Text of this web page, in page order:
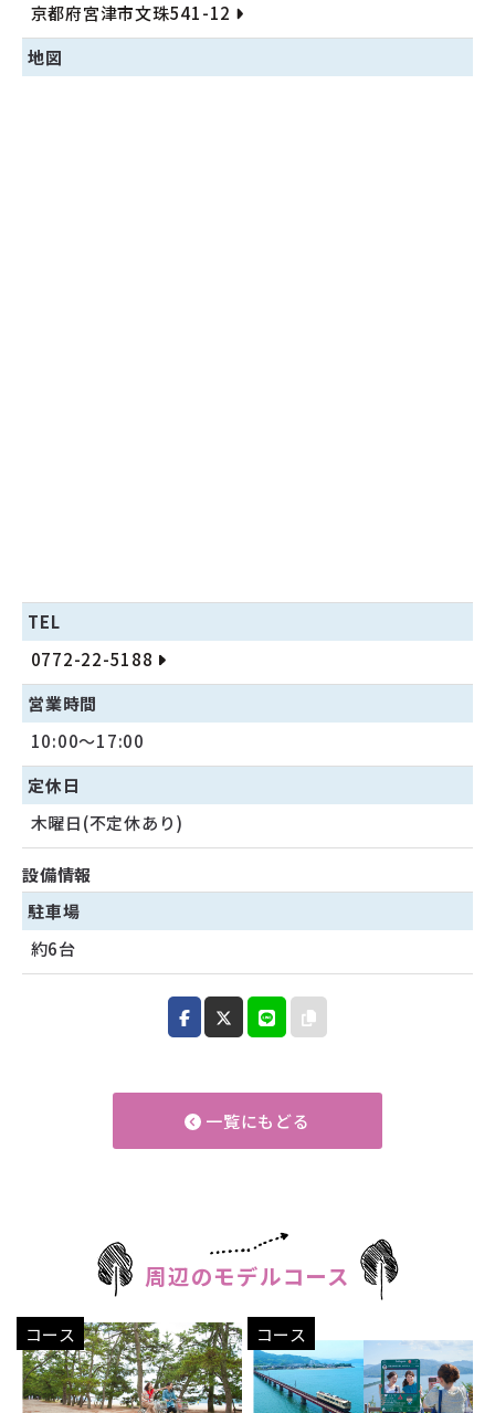
京都府宮津市文珠541-12
地図
TEL
0772-22-5188
営業時間
10:00〜17:00
定休日
木曜日(不定休あり)
設備情報
駐車場
約6台
一覧にもどる
周辺のモデルコース
コース コース